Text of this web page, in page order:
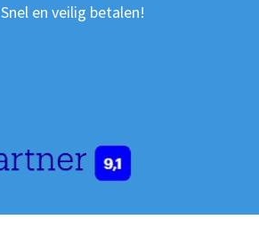
Snel en veilig betalen!